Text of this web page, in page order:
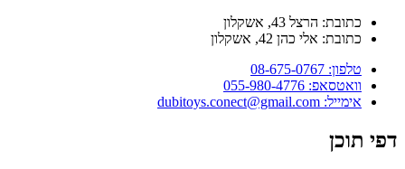
כתובת: הרצל 43, אשקלון
כתובת: אלי כהן 42, אשקלון
טלפון: 08-675-0767
וואטסאפ: 055-980-4776
אימייל: dubitoys.conect@gmail.com
תוכן